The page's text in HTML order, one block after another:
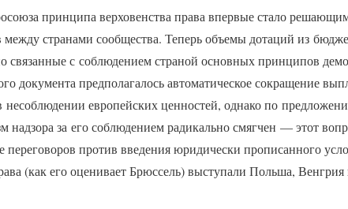
принципа верховенства права впервые стало
странами сообщества. Теперь объемы дотаций из
связанные с соблюдением страной основных принципов
документа предполагалось автоматическое сокращение
несоблюдении европейских ценностей, однако по
за его соблюдением радикально смягчен — этот
против введения юридически прописанного
(как его оценивает Брюссель) выступали Польша,